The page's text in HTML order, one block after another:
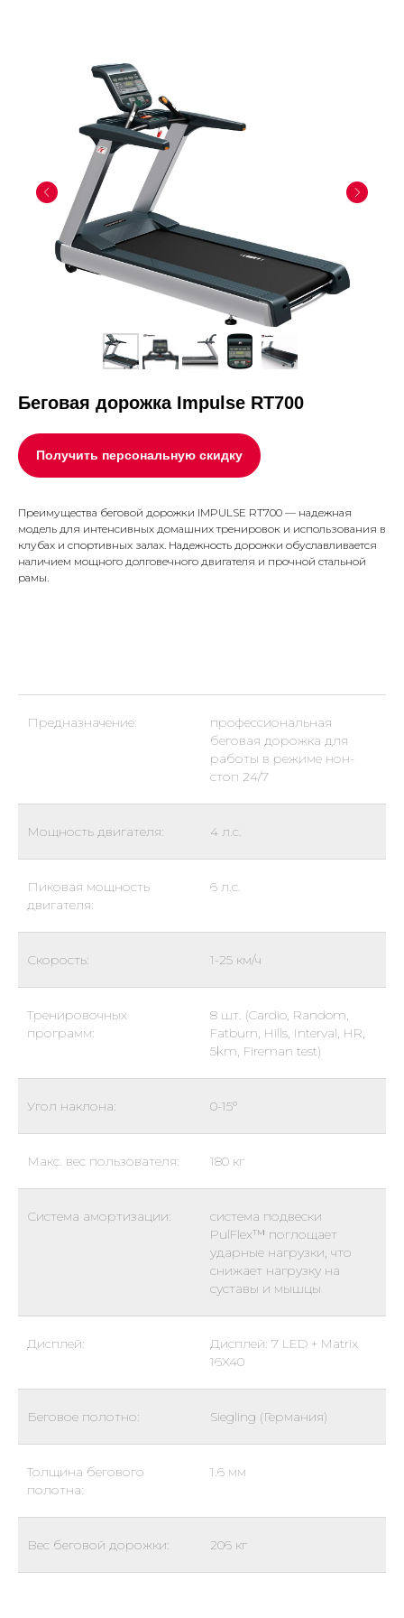
Беговая дорожка Impulse RT700
Получить персональную скидку
Преимущества беговой дорожки IMPULSE RT700 — надежная
модель для интенсивных домашних тренировок и использования в
клубах и спортивных залах. Надежность дорожки обуславливается
наличием мощного долговечного двигателя и прочной стальной
рамы.
Предназначение:
профессиональная
беговая дорожка для
работы в режиме нон-
стоп 24/7
Мощность двигателя: 4 л.с.
Пиковая мощность
двигателя:
6 л.с.
Скорость: 1-25 км/ч
Тренировочных
программ:
8 шт. (Cardio, Random,
Fatburn, Hills, Interval, HR,
5km, Fireman test)
Угол наклона: 0-15°
Макс. вес пользователя: 180 кг
Система амортизации:
система подвески
PulFlex™ поглощает
ударные нагрузки, что
снижает нагрузку на
суставы и мышцы
Дисплей:
Дисплей: 7 LED + Matrix
16X40
Беговое полотно: Siegling (Германия)
Толщина бегового
полотна:
1.6 мм
Вес беговой дорожки: 206 кг